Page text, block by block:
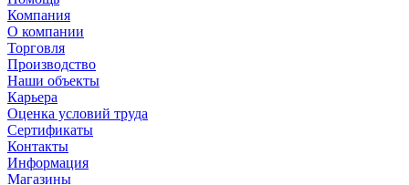
Компания
О компании
Торговля
Производство
Наши объекты
Карьера
Оценка условий труда
Сертификаты
Контакты
Информация
Магазины